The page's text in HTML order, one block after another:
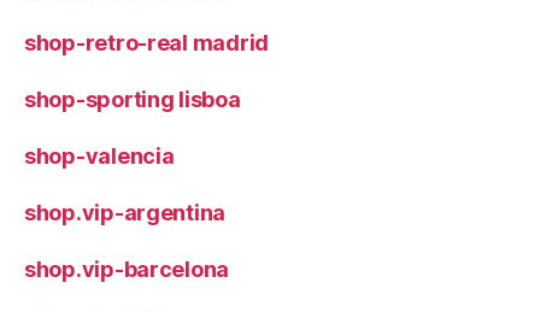
shop-retro-real madrid
shop-sporting lisboa
shop-valencia
shop.vip-argentina
shop.vip-barcelona